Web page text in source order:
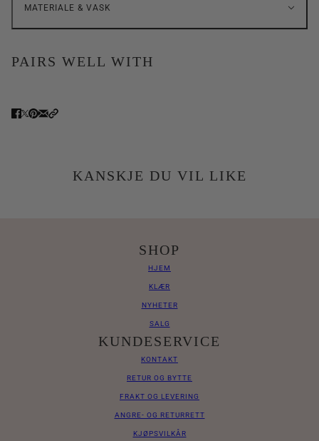
MATERIALE & VASK
PAIRS WELL WITH
KANSKJE DU VIL LIKE
SHOP
HJEM
KLÆR
NYHETER
SALG
KUNDESERVICE
KONTAKT
RETUR OG BYTTE
FRAKT OG LEVERING
ANGRE- OG RETURRETT
KJØPSVILKÅR